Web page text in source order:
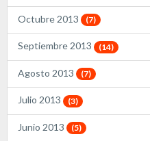
Octubre 2013 (7)
Septiembre 2013 (14)
Agosto 2013 (7)
Julio 2013 (3)
Junio 2013 (5)